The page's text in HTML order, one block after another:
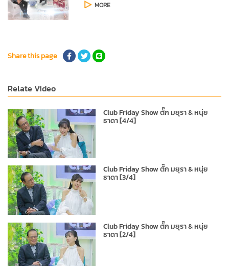
MORE
Share this page
Relate Video
Club Friday Show ตั๊ก มยุรา & หนุ่ย
ธาดา [4/4]
Club Friday Show ตั๊ก มยุรา & หนุ่ย
ธาดา [3/4]
Club Friday Show ตั๊ก มยุรา & หนุ่ย
ธาดา [2/4]